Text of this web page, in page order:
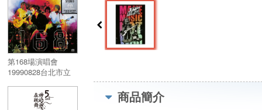
第168場演唱會
19990828台北市立
商品簡介